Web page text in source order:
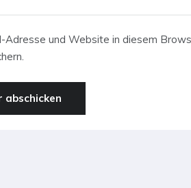
Adresse und Website in diesem